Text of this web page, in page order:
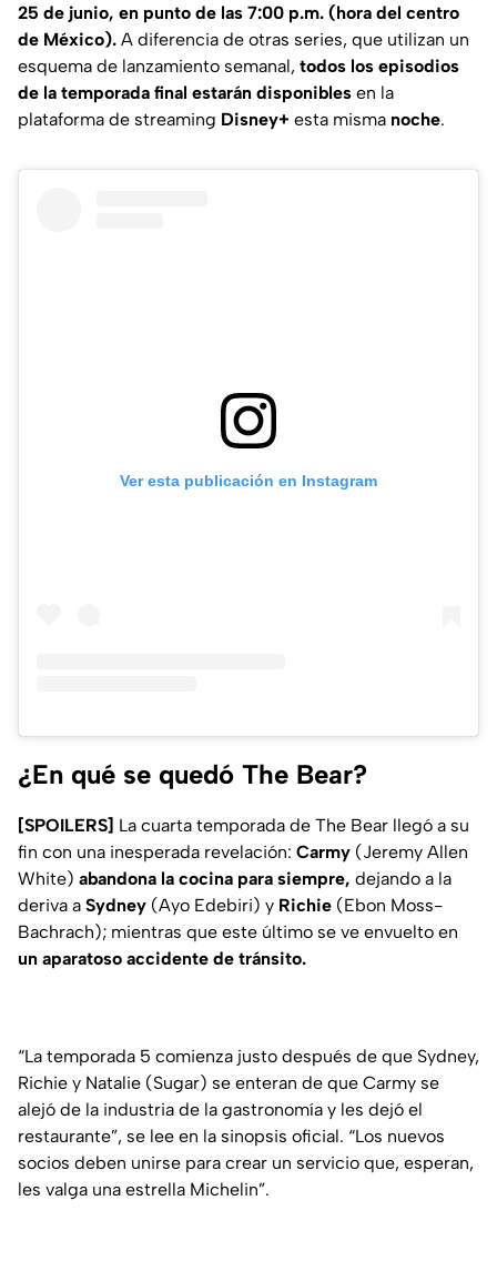
25 de junio, en punto de las 7:00 p.m. (hora del centro
de México). A diferencia de otras series, que utilizan un
esquema de lanzamiento semanal, todos los episodios
de la temporada final estarán disponibles en la
plataforma de streaming Disney+ esta misma noche.
Ver esta publicación en Instagram
¿En qué se quedó The Bear?
[SPOILERS] La cuarta temporada de The Bear llegó a su
fin con una inesperada revelación: Carmy (Jeremy Allen
White) abandona la cocina para siempre, dejando a la
deriva a Sydney (Ayo Edebiri) y Richie (Ebon Moss-
Bachrach); mientras que este último se ve envuelto en
un aparatoso accidente de tránsito.
“La temporada 5 comienza justo después de que Sydney,
Richie y Natalie (Sugar) se enteran de que Carmy se
alejó de la industria de la gastronomía y les dejó el
restaurante”, se lee en la sinopsis oficial. “Los nuevos
socios deben unirse para crear un servicio que, esperan,
les valga una estrella Michelin”.